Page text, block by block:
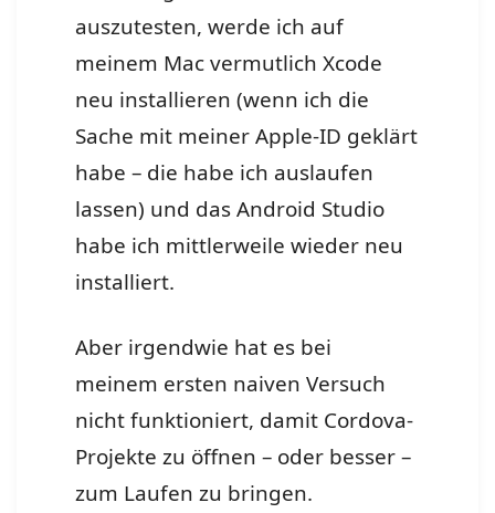
auszutesten, werde ich auf
meinem Mac vermutlich Xcode
neu installieren (wenn ich die
Sache mit meiner Apple-ID geklärt
habe – die habe ich auslaufen
lassen) und das Android Studio
habe ich mittlerweile wieder neu
installiert.
Aber irgendwie hat es bei
meinem ersten naiven Versuch
nicht funktioniert, damit Cordova-
Projekte zu öffnen – oder besser –
zum Laufen zu bringen.